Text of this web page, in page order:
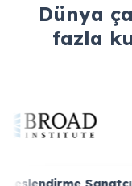
Dünya
fazla